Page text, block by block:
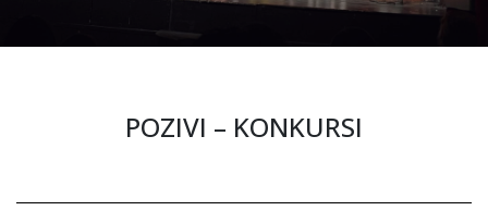
POZIVI – KONKURSI